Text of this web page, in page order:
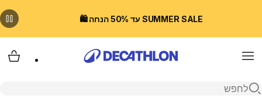
SUMMER SALE עד 50% הנחה 🛍️
Menu
פתיחת חיפוש